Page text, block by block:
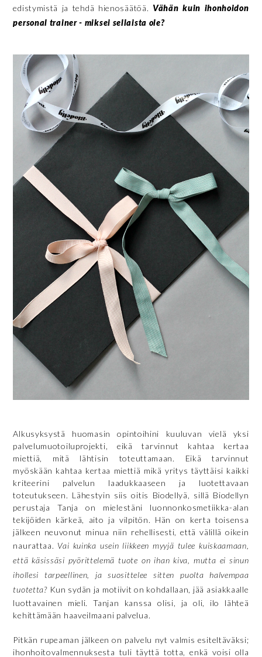
edistymistä ja tehdä hienosäätöä. Vähän kuin ihonhoidon
personal trainer - miksei sellaista ole?
Alkusyksystä huomasin opintoihini kuuluvan vielä yksi
palvelumuotoiluprojekti, eikä tarvinnut kahtaa kertaa
miettiä, mitä lähtisin toteuttamaan. Eikä tarvinnut
myöskään kahtaa kertaa miettiä mikä yritys täyttäisi kaikki
kriteerini palvelun laadukkaaseen ja luotettavaan
toteutukseen. Lähestyin siis oitis Biodellyä, sillä Biodellyn
perustaja Tanja on mielestäni luonnonkosmetiikka-alan
tekijöiden kärkeä, aito ja vilpitön. Hän on kerta toisensa
jälkeen neuvonut minua niin rehellisesti, että välillä oikein
naurattaa. Vai kuinka usein liikkeen myyjä tulee kuiskaamaan,
että käsissäsi pyörittelemä tuote on ihan kiva, mutta ei sinun
ihollesi tarpeellinen, ja suosittelee sitten puolta halvempaa
tuotetta? Kun sydän ja motiivit on kohdallaan, jää asiakkaalle
luottavainen mieli. Tanjan kanssa olisi, ja oli, ilo lähteä
kehittämään haaveilmaani palvelua.
Pitkän rupeaman jälkeen on palvelu nyt valmis esiteltäväksi;
ihonhoitovalmennuksesta tuli täyttä totta, enkä voisi olla